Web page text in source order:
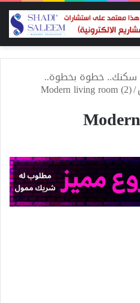
سكنك.. خطوة بخطوة..
/
Modern living room (2)